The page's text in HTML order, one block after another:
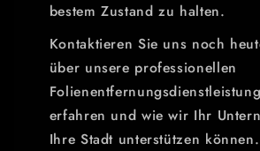
bestem Zustand zu halten.
Kontaktieren Sie uns noch
über unsere professionellen
erfahren und wie wir Ihr
Ihre Stadt unterstützen können.